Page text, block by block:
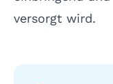
versorgt wird.